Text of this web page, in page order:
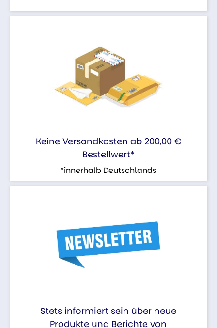
Keine Versandkosten ab 200,00 €
Bestellwert*
*innerhalb Deutschlands
Stets informiert sein über neue
Produkte und Berichte von